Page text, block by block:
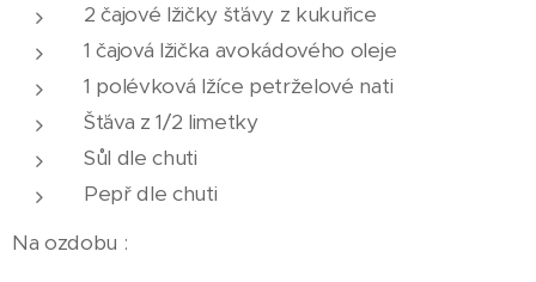
2 čajové lžičky šťávy z kukuřice
1 čajová lžička avokádového oleje
1 polévková lžíce petrželové nati
Šťáva z 1/2 limetky
Sůl dle chuti
Pepř dle chuti
Na ozdobu :